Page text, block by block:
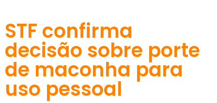
STF confirma
decisão sobre porte
de maconha para
uso pessoal